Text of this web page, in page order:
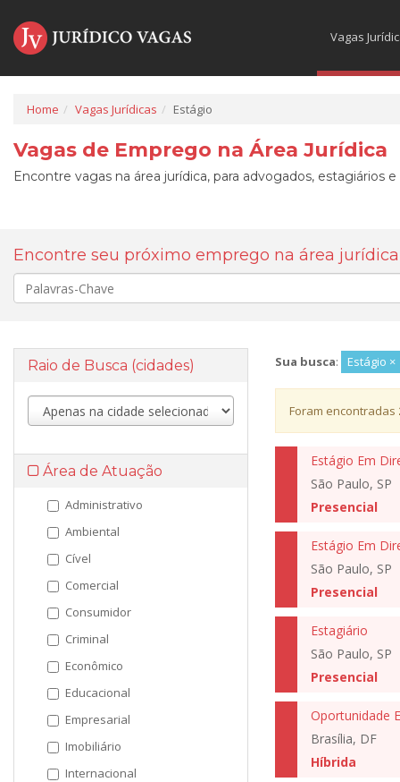
Vagas
Home Vagas Jurídicas Estágio
Vagas de Emprego na Área Jurídica
Encontre vagas na área jurídica, para advogados, estagiários
Encontre seu próximo emprego na área jurídica
Palavra-
chave
Raio de Busca (cidades)
Área de Atuação
Administrativo
Ambiental
Cível
Comercial
Consumidor
Criminal
Econômico
Educacional
Empresarial
Imobiliário
Internacional
Sua busca: Estágio ×
Foram encontradas
Estágio Em
São Paulo, SP
Presencial
Estágio Em
São Paulo, SP
Presencial
Estagiário
São Paulo, SP
Presencial
Brasília, DF
Híbrida